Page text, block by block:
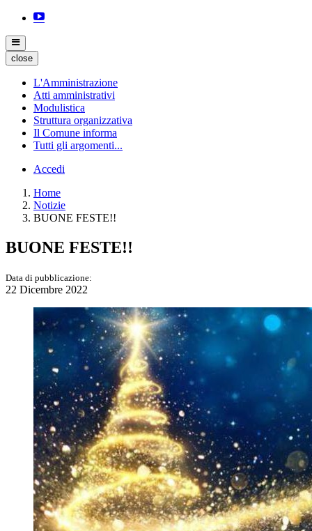
close
L'Amministrazione
Atti amministrativi
Modulistica
Struttura organizzativa
Il Comune informa
Tutti gli argomenti...
Accedi
Home
Notizie
BUONE FESTE!!
BUONE FESTE!!
Data di pubblicazione:
22 Dicembre 2022